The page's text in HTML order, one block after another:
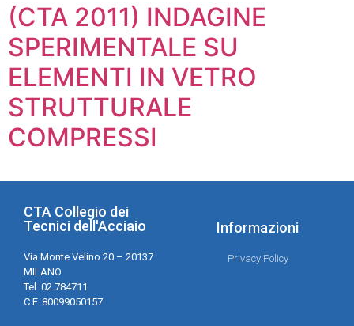
(CTA 2011) INDAGINE
SPERIMENTALE SU
ELEMENTI IN VETRO
STRUTTURALE
COMPRESSI
CTA Collegio dei
Tecnici dell'Acciaio
Via Monte Velino 20 – 20137
MILANO
Tel. 02.784711
C.F. 80099050157
Informazioni
Privacy Policy